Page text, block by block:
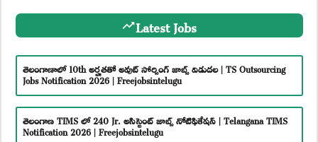
Latest Jobs
తెలంగాణాలో 10th అర్హతతో అవుట్ సోర్సింగ్ జాబ్స్ విడుదల | TS Outsourcing
Jobs Notification 2026 | Freejobsintelugu
తెలంగాణ TIMS లో 240 Jr. అసిస్టెంట్ జాబ్స్ నోటిఫికేషన్ | Telangana TIMS
Notification 2026 | Freejobsintelugu